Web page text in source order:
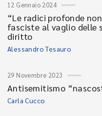
12 Gennaio 2024
“Le radici profonde
fasciste al vaglio delle
diritto
Alessandro Tesauro
29 Novembre 2023
Antisemitismo
Carla Cucco